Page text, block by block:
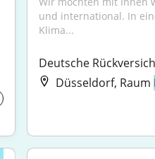
und international. In
Klima...
Deutsche
Düsseldorf, Raum